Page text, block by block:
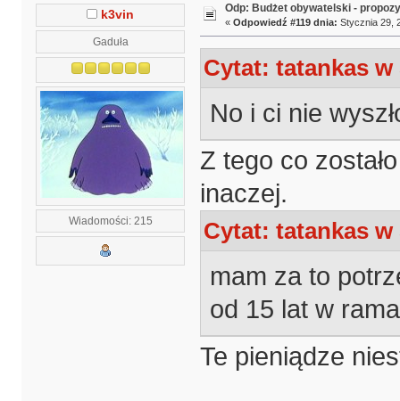
k3vin
Gaduła
Wiadomości: 215
Odp: Budżet obywatelski -
« Odpowiedź #119 dnia: Stycznia 29,
Cytat: tatankas w
No i ci nie
Z tego co
inaczej.
Cytat: tatankas w
mam za to
od 15 lat w
Te pieniądze